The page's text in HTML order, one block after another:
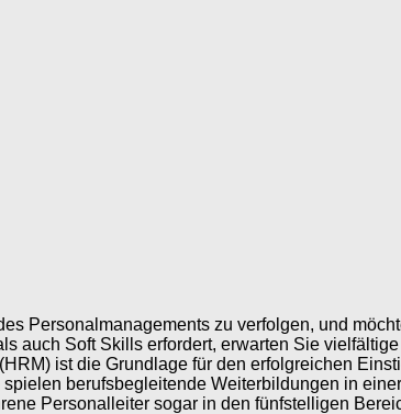
Personalmanagements zu verfolgen, und
auch Soft Skills erfordert, erwarten Sie
ist die Grundlage für den erfolgreichen
berufsbegleitende Weiterbildungen in
Personalleiter sogar in den fünfstelligen